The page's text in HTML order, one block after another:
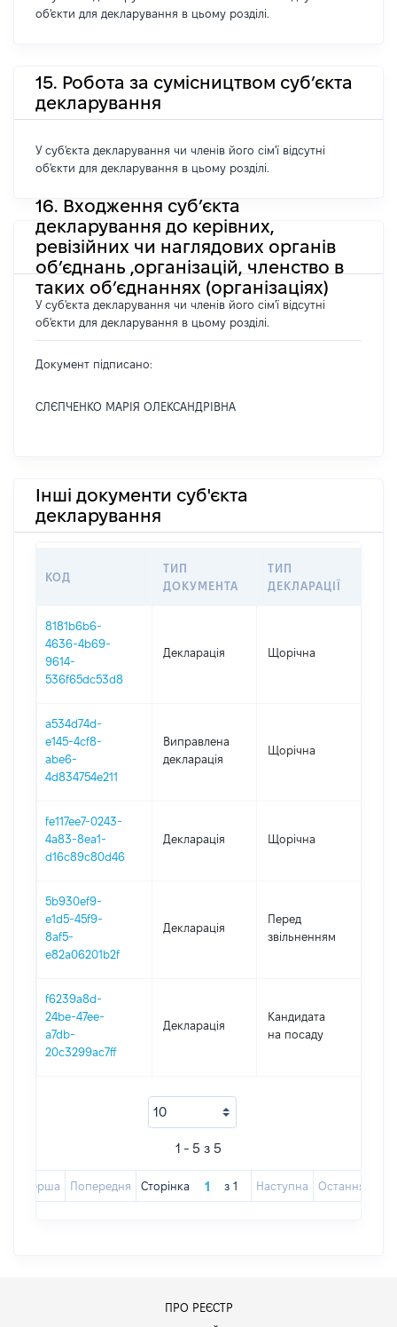
об'єкти для декларування в цьому розділі.
15. Робота за сумісництвом суб’єкта
декларування
У суб'єкта декларування чи членів його сім'ї відсутні
об'єкти для декларування в цьому розділі.
16. Входження суб’єкта
декларування до керівних,
ревізійних чи наглядових органів
об’єднань ,організацій, членство в
таких об’єднаннях (організаціях)
У суб'єкта декларування чи членів його сім'ї відсутні
об'єкти для декларування в цьому розділі.
Документ підписано:
СЛЄПЧЕНКО МАРІЯ ОЛЕКСАНДРІВНА
Інші документи суб'єкта
декларування
КОД
ТИП
ДОКУМЕНТА
ТИП
ДЕКЛАРАЦІЇ
8181b6b6-
4636-4b69-
9614-
536f65dc53d8
Декларація Щорічна
a534d74d-
e145-4cf8-
abe6-
4d834754e211
Виправлена
декларація
Щорічна
fe117ee7-0243-
4a83-8ea1-
d16c89c80d46
Декларація Щорічна
5b930ef9-
e1d5-45f9-
8af5-
e82a06201b2f
Декларація
Перед
звільненням
f6239a8d-
24be-47ee-
a7db-
20c3299ac7ff
Декларація
Кандидата
на посаду
1 - 5 з 5
Перша Попередня Сторінка з 1 Наступна Остання
ПРО РЕЄСТР